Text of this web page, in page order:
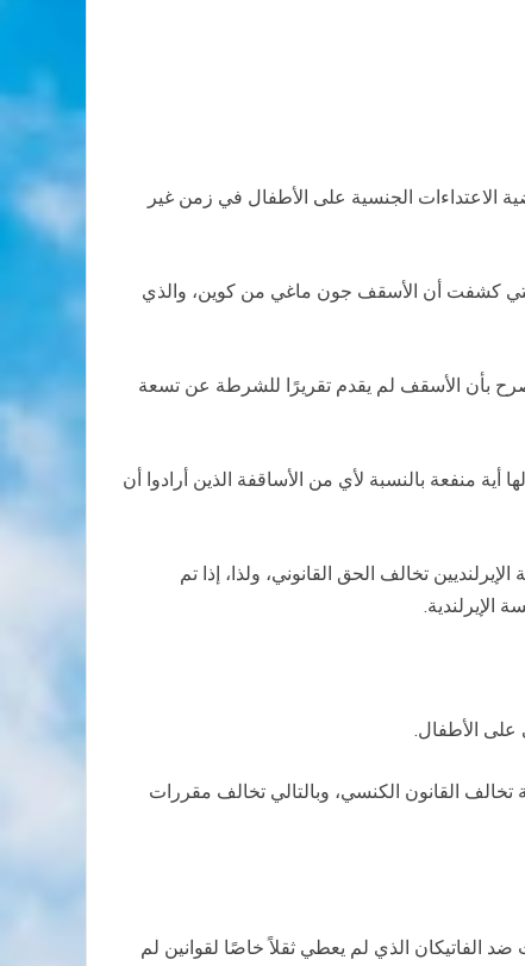
الاعتداءات الجنسية على الأطفال في زمن غير
كشفت أن الأسقف جون ماغي من كوين، والذي
كلوين الذي يتألف من 400 صفحة، والذي يقدم تفاصيل عن اتهامات ضد 19 كاهنًا بين عامي 1996 و 2009 قد صرح بأن الأسقف لم يقدم تقريرًا للشرطة عن تسعة
منفعة بالنسبة لأي من الأساقفة الذين أرادوا أن
في عام 1997، صرح فيها أن توجيهات الأساقفة الإيرلنديين تخالف الحق القانوني، ولذا، إذا تم
على الأطفال.
القانون الكنسي، وبالتالي تخالف مقررات
الفاتيكان الذي لم يعطي ثقلاً خاصًا لقوانين لم